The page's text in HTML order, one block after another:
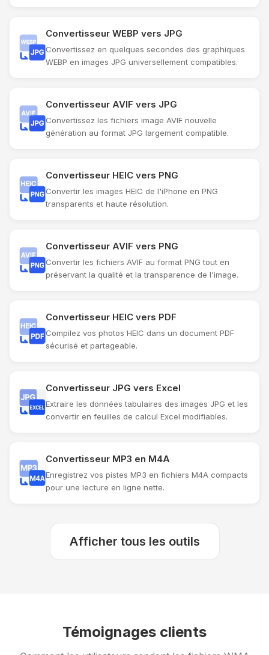
Convertisseur WEBP vers JPG
Convertissez en quelques secondes des graphiques
WEBP en images JPG universellement compatibles.
Convertisseur AVIF vers JPG
Convertissez les fichiers image AVIF nouvelle
génération au format JPG largement compatible.
Convertisseur HEIC vers PNG
Convertir les images HEIC de l'iPhone en PNG
transparents et haute résolution.
Convertisseur AVIF vers PNG
Convertir les fichiers AVIF au format PNG tout en
préservant la qualité et la transparence de l'image.
Convertisseur HEIC vers PDF
Compilez vos photos HEIC dans un document PDF
sécurisé et partageable.
Convertisseur JPG vers Excel
Extraire les données tabulaires des images JPG et les
convertir en feuilles de calcul Excel modifiables.
Convertisseur MP3 en M4A
Enregistrez vos pistes MP3 en fichiers M4A compacts
pour une lecture en ligne nette.
Afficher tous les outils
Témoignages clients